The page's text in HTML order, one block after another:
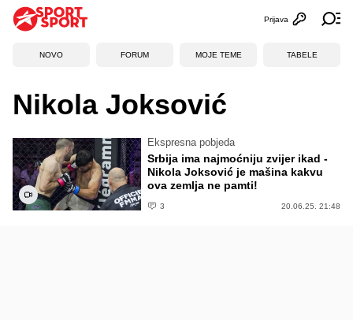
Otvori
Prijava
NOVO FORUM MOJE TEME TABELE
Nikola Joksović
Ekspresna pobjeda
Srbija ima najmoćniju zvijer ikad -
Nikola Joksović je mašina kakvu
ova zemlja ne pamti!
3 20.06.25. 21:48